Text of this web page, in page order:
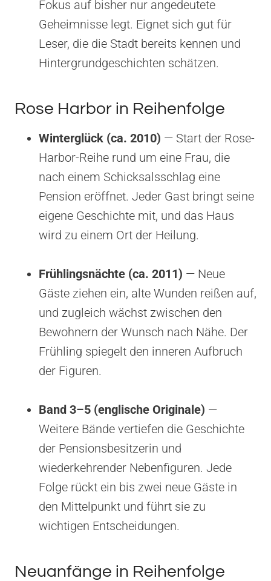
Fokus auf bisher nur angedeutete
Geheimnisse legt. Eignet sich gut für
Leser, die die Stadt bereits kennen und
Hintergrundgeschichten schätzen.
Rose Harbor in Reihenfolge
Winterglück (ca. 2010) — Start der Rose-
Harbor-Reihe rund um eine Frau, die
nach einem Schicksalsschlag eine
Pension eröffnet. Jeder Gast bringt seine
eigene Geschichte mit, und das Haus
wird zu einem Ort der Heilung.
Frühlingsnächte (ca. 2011) — Neue
Gäste ziehen ein, alte Wunden reißen auf,
und zugleich wächst zwischen den
Bewohnern der Wunsch nach Nähe. Der
Frühling spiegelt den inneren Aufbruch
der Figuren.
Band 3–5 (englische Originale) —
Weitere Bände vertiefen die Geschichte
der Pensionsbesitzerin und
wiederkehrender Nebenfiguren. Jede
Folge rückt ein bis zwei neue Gäste in
den Mittelpunkt und führt sie zu
wichtigen Entscheidungen.
Neuanfänge in Reihenfolge